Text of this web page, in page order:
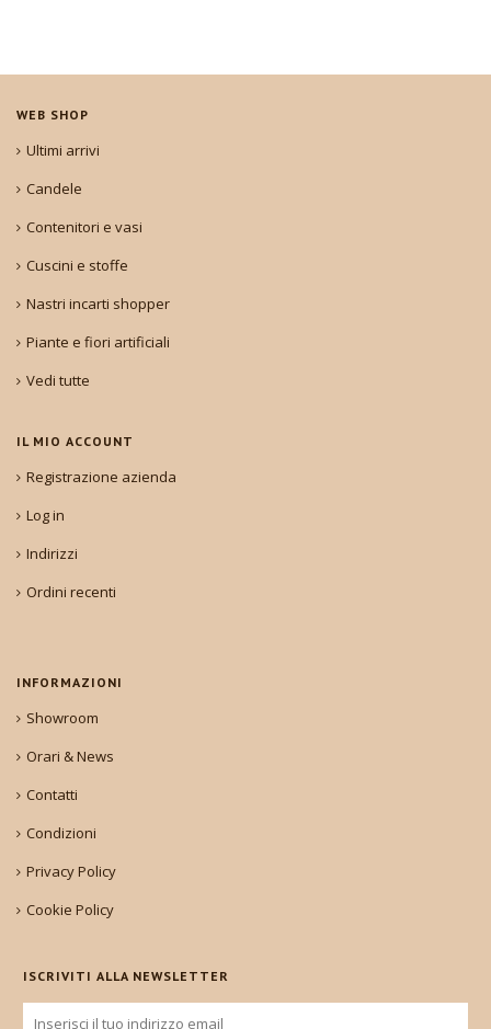
WEB SHOP
Ultimi arrivi
Candele
Contenitori e vasi
Cuscini e stoffe
Nastri incarti shopper
Piante e fiori artificiali
Vedi tutte
IL MIO ACCOUNT
Registrazione azienda
Log in
Indirizzi
Ordini recenti
INFORMAZIONI
Showroom
Orari & News
Contatti
Condizioni
Privacy Policy
Cookie Policy
ISCRIVITI ALLA NEWSLETTER